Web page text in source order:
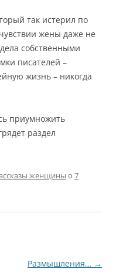
так истерил по
жены даже не
собственными
писателей –
жизнь – никогда
приумножить
раздел
женщины о 7
Размышления… →